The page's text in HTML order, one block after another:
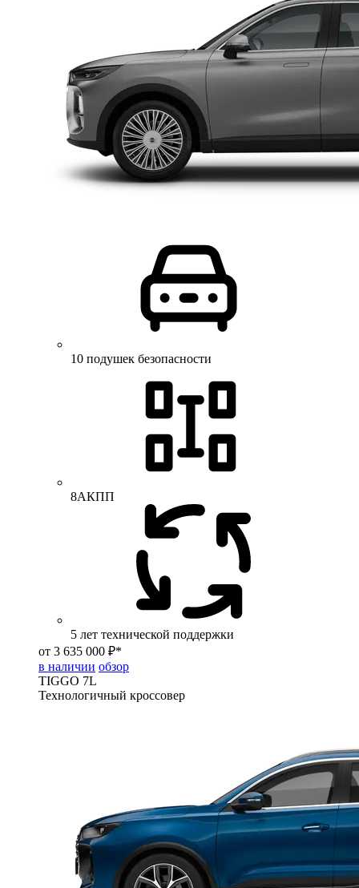
10 подушек безопасности
8АКПП
5 лет технической поддержки
от 3 635 000 ₽*
в наличии обзор
TIGGO 7L
Технологичный кроссовер